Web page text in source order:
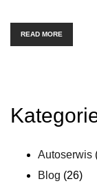
READ MORE
Autoserwis
Blog (26)